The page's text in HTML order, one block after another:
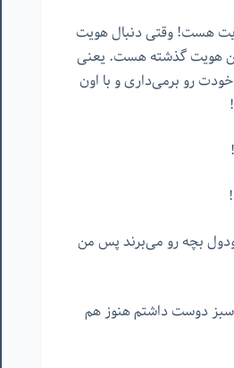
هست! وقتی دنبال هویت
هویت گذشته هست. یعنی
رو برمی‌داری و با اون
بچه رو می‌برند پس من
دوست داشتم هنوز هم